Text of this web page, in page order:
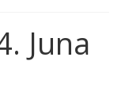
Juna